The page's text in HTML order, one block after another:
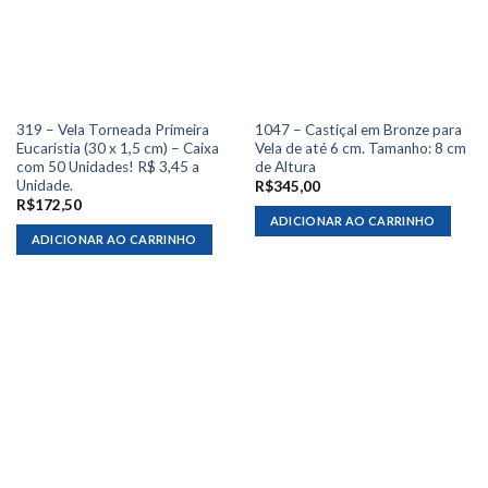
319 – Vela Torneada Primeira
Eucaristia (30 x 1,5 cm) – Caixa
com 50 Unidades! R$ 3,45 a
Unidade.
R$172,50
ADICIONAR AO CARRINHO
1047 – Castiçal em Bronze para
Vela de até 6 cm. Tamanho: 8 cm
de Altura
R$345,00
ADICIONAR AO CARRINHO